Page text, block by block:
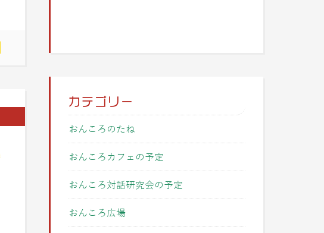
カテゴリー
おんころのたね
おんころカフェの予定
おんころ対話研究会の予定
おんころ広場